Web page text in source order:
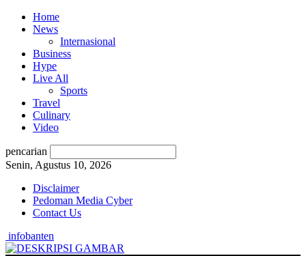
Home
News
Internasional
Business
Hype
Live All
Sports
Travel
Culinary
Video
pencarian
Senin, Agustus 10, 2026
Disclaimer
Pedoman Media Cyber
Contact Us
infobanten